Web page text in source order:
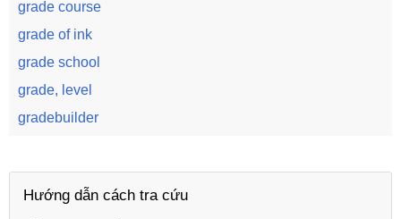
grade course
grade of ink
grade school
grade, level
gradebuilder
Hướng dẫn cách tra cứu